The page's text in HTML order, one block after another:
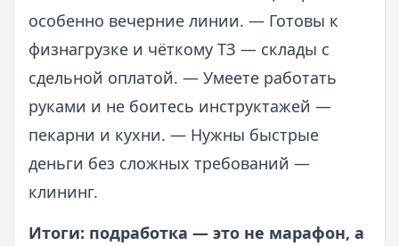
особенно вечерние линии. — Готовы к
физнагрузке и чёткому ТЗ — склады с
сдельной оплатой. — Умеете работать
руками и не боитесь инструктажей —
пекарни и кухни. — Нужны быстрые
деньги без сложных требований —
клининг.
Итоги: подработка — это не марафон, а